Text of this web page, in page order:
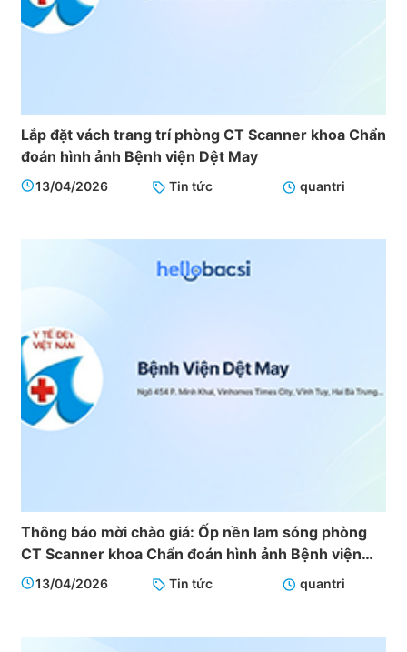
Lắp đặt vách trang trí phòng CT Scanner khoa Chẩn
đoán hình ảnh Bệnh viện Dệt May
13/04/2026 Tin tức quantri
Thông báo mời chào giá: Ốp nền lam sóng phòng
CT Scanner khoa Chẩn đoán hình ảnh Bệnh viện
Dệt May
13/04/2026 Tin tức quantri